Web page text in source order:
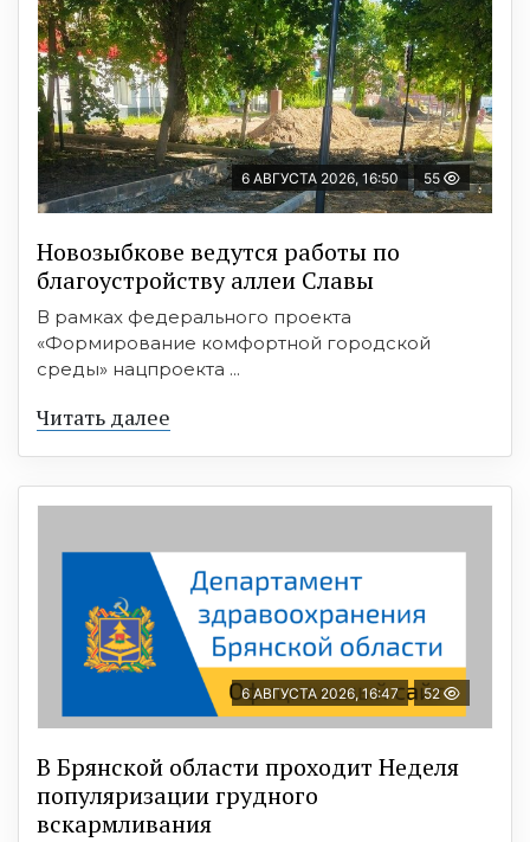
6 АВГУСТА 2026, 16:50 55
Новозыбкове ведутся работы по
благоустройству аллеи Славы
В рамках федерального проекта
«Формирование комфортной городской
среды» нацпроекта ...
Читать далее
6 АВГУСТА 2026, 16:47 52
В Брянской области проходит Неделя
популяризации грудного
вскармливания